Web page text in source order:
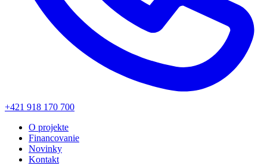
+421 918 170 700
O projekte
Financovanie
Novinky
Kontakt